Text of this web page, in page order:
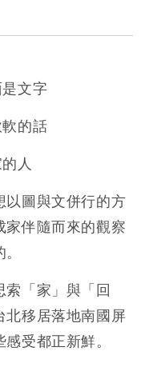
文字
的話
人
以圖與文併行的方
家伴隨而來的觀察
「家」與「回
北移居落地南國屏
受都正新鮮。